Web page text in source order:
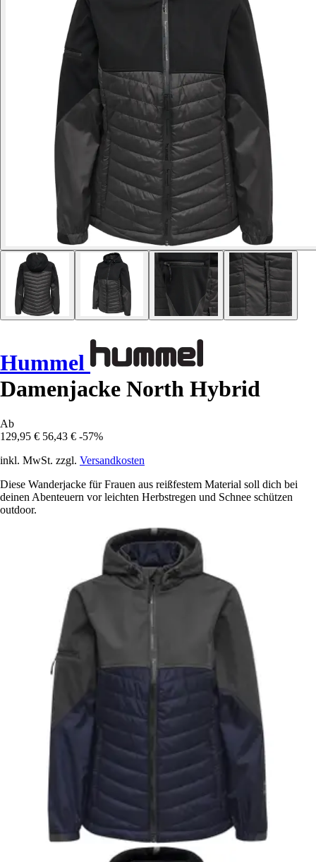
Hummel
Damenjacke North Hybrid
Ab
129,95 € 56,43 € -57%
inkl. MwSt. zzgl. Versandkosten
Diese Wanderjacke für Frauen aus reißfestem Material soll dich bei
deinen Abenteuern vor leichten Herbstregen und Schnee schützen
outdoor.